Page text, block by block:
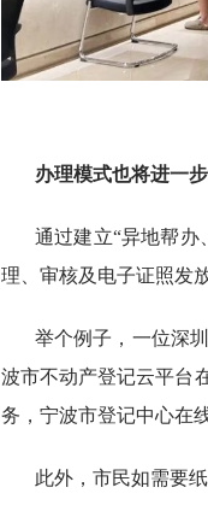
办理模式也将进一步
通过建立“异地帮办
理、审核及电子证照发
举个例子，一位深
波市不动产登记云平台
务，宁波市登记中心在
此外，市民如需要